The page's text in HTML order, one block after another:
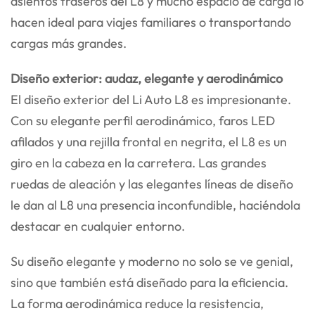
hacen ideal para viajes familiares o transportando
cargas más grandes.
Diseño exterior: audaz, elegante y aerodinámico
El diseño exterior del Li Auto L8 es impresionante.
Con su elegante perfil aerodinámico, faros LED
afilados y una rejilla frontal en negrita, el L8 es un
giro en la cabeza en la carretera. Las grandes
ruedas de aleación y las elegantes líneas de diseño
le dan al L8 una presencia inconfundible, haciéndola
destacar en cualquier entorno.
Su diseño elegante y moderno no solo se ve genial,
sino que también está diseñado para la eficiencia.
La forma aerodinámica reduce la resistencia,